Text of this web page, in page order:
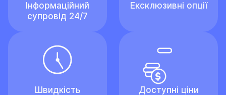
Інформаційний
супровід 24/7
Ексклюзивні опції
Швидкість
Доступні ціни